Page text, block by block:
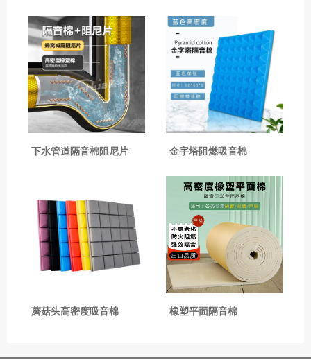
下水管道隔音棉阻尼片 金字塔阻燃吸音棉
蘑菇头高密度吸音棉 橡塑平面隔音棉